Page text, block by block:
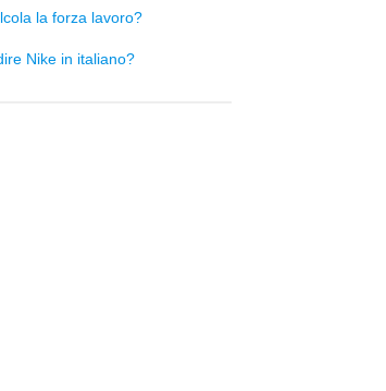
la forza lavoro?
Nike in italiano?